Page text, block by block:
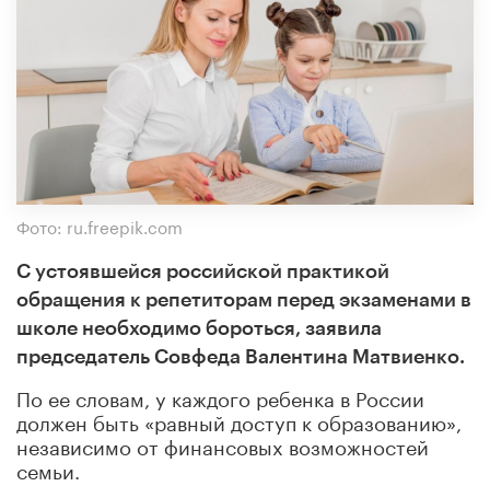
Фото: ru.freepik.com
С устоявшейся российской практикой
обращения к репетиторам перед экзаменами в
школе необходимо бороться, заявила
председатель Совфеда Валентина Матвиенко.
По ее словам, у каждого ребенка в России
должен быть «равный доступ к образованию»,
независимо от финансовых возможностей
семьи.